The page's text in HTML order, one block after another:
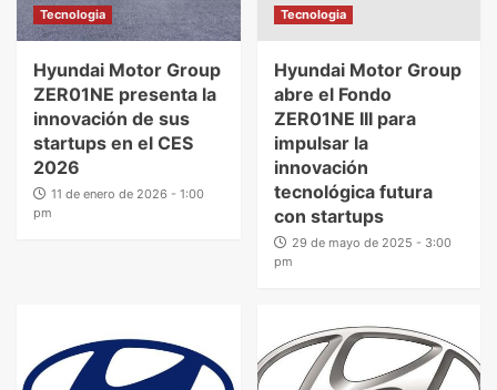
Tecnologia
Hyundai Motor Group
ZER01NE presenta la
innovación de sus
startups en el CES
2026
11 de enero de 2026 - 1:00
pm
Tecnologia
Hyundai Motor Group
abre el Fondo
ZER01NE III para
impulsar la
innovación
tecnológica futura
con startups
29 de mayo de 2025 - 3:00
pm